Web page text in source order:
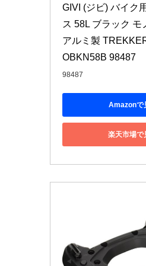
GIVI (ジビ) バイク
ス 58L ブラック モ
アルミ製
OBKN58B 98487
98487
Amazonで
楽天市場で